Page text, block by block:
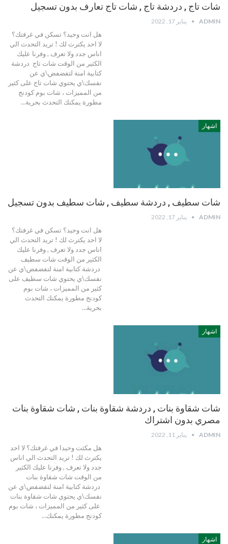
شات تاج , دردشة تاج , شات تاج تعارف بدون تسجيل
ADMIN يناير 17, 2022
هل انت وحيد؟ تسكن في غرفتك؟
لا احد يكترث لك ! تريد التحدث الي
اناس جدد ولا تعرف , وفرنا عليك
الكثير من الوقت شات تاج دردشة
كتابية امنة لتفضفض\ي عن
نفسك\ي يحتوي شات تاج على كثير
من المميزات ، شات بوم كودنج
مطورة يمكنك التحدث بحرية…
اشهار
شات سطيف , دردشة سطيف , شات سطيف بدون تسجيل
ADMIN يناير 17, 2022
هل انت وحيد؟ تسكن في غرفتك؟
لا احد يكترث لك ! تريد التحدث الي
اناس جدد ولا تعرف , وفرنا عليك
الكثير من الوقت شات سطيف
دردشة كتابية امنة لتفضفض\ي عن
نفسك\ي يحتوي شات سطيف على
كثير من المميزات ، شات بوم
كودنج مطورة يمكنك التحدث
بحرية…
اشهار
شات شقاوة بنات , دردشة شقاوة بنات , شات شقاوة بنات
مصري بدون اشتراك
ADMIN يناير 11, 2022
هل مكثت وحيدا في غرفتك؟ لا احد
يكترث لك ! تريد التحدث الي اناس
جدد ولا تعرف , وفرنا عليك الكثير
من الوقت شات شقاوة بنات
دردشة كتابية امنة لتفضفض\ي عن
نفسك\ي يحتوي شات شقاوة بنات
على كثير من المميزات ، شات بوم
كودنج مطورة يمكنك…
اشهار